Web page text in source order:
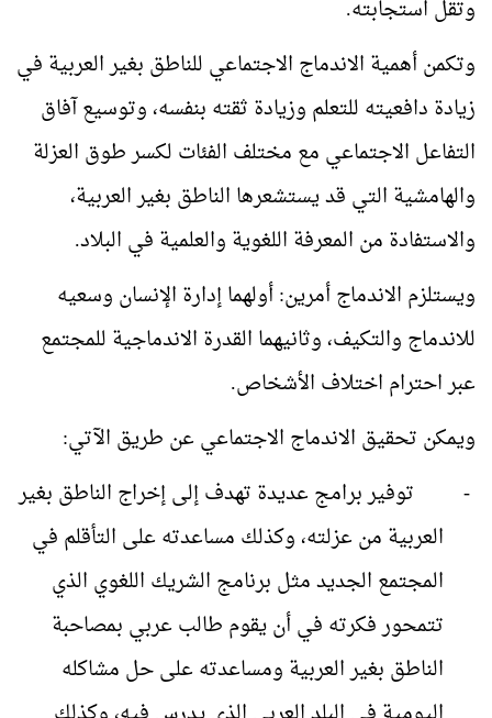
وتقل استجابته.
وتكمن أهمية الاندماج الاجتماعي للناطق بغير العربية في
زيادة دافعيته للتعلم وزيادة ثقته بنفسه، وتوسيع آفاق
التفاعل الاجتماعي مع مختلف الفئات لكسر طوق العزلة
والهامشية التي قد يستشعرها الناطق بغير العربية،
والاستفادة من المعرفة اللغوية والعلمية في البلاد.
ويستلزم الاندماج أمرين: أولهما إدارة الإنسان وسعيه
للاندماج والتكيف، وثانيهما القدرة الاندماجية للمجتمع
عبر احترام اختلاف الأشخاص.
ويمكن تحقيق الاندماج الاجتماعي عن طريق الآتي:
-
توفير برامج عديدة تهدف إلى إخراج الناطق بغير
العربية من عزلته، وكذلك مساعدته على التأقلم في
المجتمع الجديد مثل برنامج الشريك اللغوي الذي
تتمحور فكرته في أن يقوم طالب عربي بمصاحبة
الناطق بغير العربية ومساعدته على حل مشاكله